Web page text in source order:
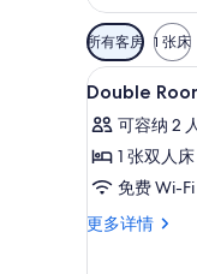
可
用
的
客
房
筛
选
条
所有客房 1 张床
显
示
Double
Room
Non-
7
Double
可容纳 2
1 张双人床
免费 Wi-Fi
更多详情
Double